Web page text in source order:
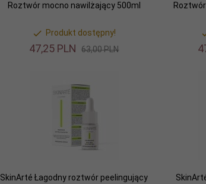
Roztwór mocno nawilżający 500ml
Produkt dostępny!
47,25 PLN 63,00 PLN
SkinArté Łagodny roztwór peelingujący